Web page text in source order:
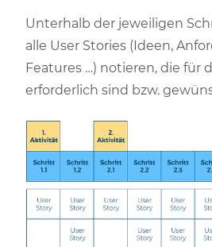
Unterhalb der jeweiligen
alle User Stories (Ideen,
Features …) notieren, die für
erforderlich sind bzw.